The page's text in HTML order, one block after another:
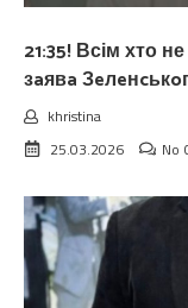
21:35! Всім хто
зaявa
khristina
25.03.2026
No